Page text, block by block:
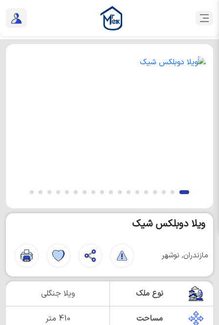
ویلا دوبلکس شیک
مازندران, نوشهر
نوع ملک ویلا جنگلی
مساحت 410 متر